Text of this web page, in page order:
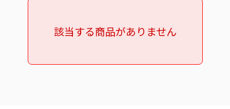
該当する商品がありません